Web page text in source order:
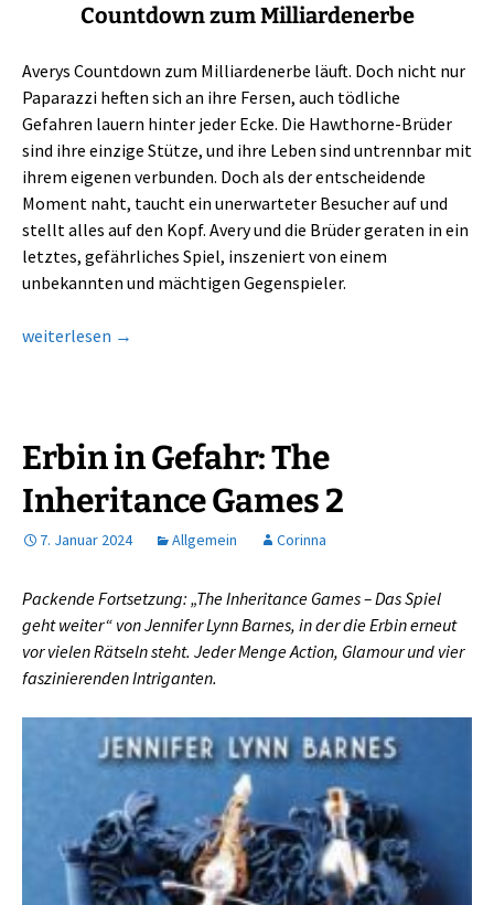
Countdown zum Milliardenerbe
Averys Countdown zum Milliardenerbe läuft. Doch nicht nur
Paparazzi heften sich an ihre Fersen, auch tödliche
Gefahren lauern hinter jeder Ecke. Die Hawthorne-Brüder
sind ihre einzige Stütze, und ihre Leben sind untrennbar mit
ihrem eigenen verbunden. Doch als der entscheidende
Moment naht, taucht ein unerwarteter Besucher auf und
stellt alles auf den Kopf. Avery und die Brüder geraten in ein
letztes, gefährliches Spiel, inszeniert von einem
unbekannten und mächtigen Gegenspieler.
Der letzte Schachzug: Finale von The Inheritance Games
weiterlesen →
Erbin in Gefahr: The
Inheritance Games 2
7. Januar 2024 Allgemein Corinna
Packende Fortsetzung: „The Inheritance Games – Das Spiel
geht weiter“ von Jennifer Lynn Barnes, in der die Erbin erneut
vor vielen Rätseln steht. Jeder Menge Action, Glamour und vier
faszinierenden Intriganten.